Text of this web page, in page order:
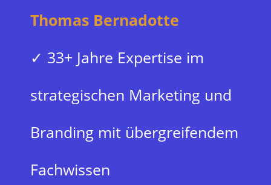
Thomas Bernadotte
✓ 33+ Jahre Expertise im
strategischen Marketing und
Branding mit übergreifendem
Fachwissen